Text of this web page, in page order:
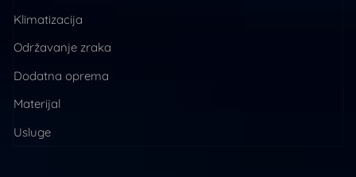
Klimatizacija
Održavanje zraka
Dodatna oprema
Materijal
Usluge